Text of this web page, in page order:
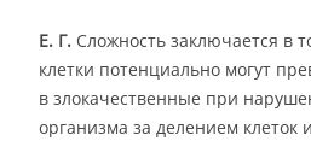
Е. Г. Сложность заключается в
клетки потенциально могут
в злокачественные при
организма за делением клеток